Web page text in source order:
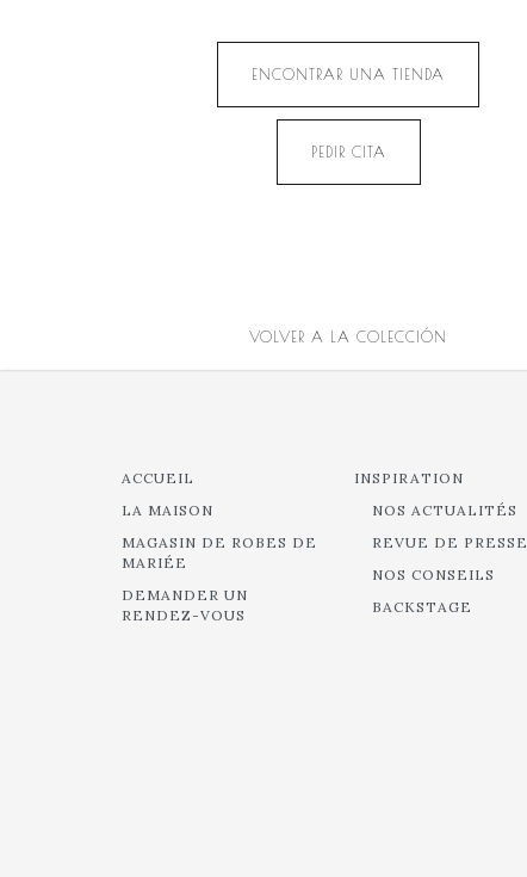
ENCONTRAR UNA TIENDA
PEDIR CITA
VOLVER A LA COLECCIÓN
ACCUEIL
LA MAISON
MAGASIN DE ROBES DE
MARIÉE
DEMANDER UN
RENDEZ-VOUS
INSPIRATION
NOS ACTUALITÉS
REVUE DE PRESSE
NOS CONSEILS
BACKSTAGE